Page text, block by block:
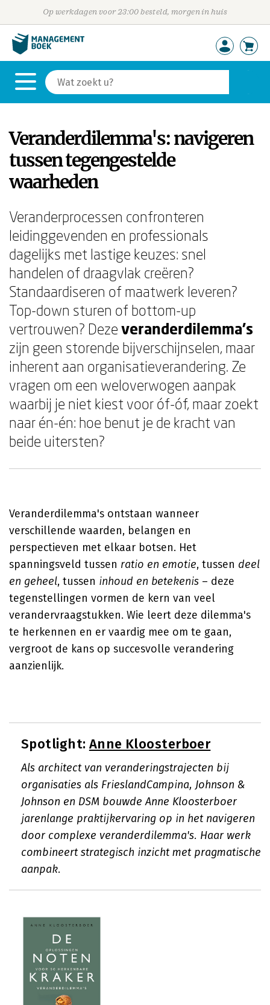
Op werkdagen voor 23:00 besteld, morgen in huis
Veranderdilemma's: navigeren
tussen tegengestelde
waarheden
Veranderprocessen confronteren
leidinggevenden en professionals
dagelijks met lastige keuzes: snel
handelen of draagvlak creëren?
Standaardiseren of maatwerk leveren?
Top-down sturen of bottom-up
vertrouwen? Deze veranderdilemma's
zijn geen storende bijverschijnselen, maar
inherent aan organisatieverandering. Ze
vragen om een weloverwogen aanpak
waarbij je niet kiest voor óf-óf, maar zoekt
naar én-én: hoe benut je de kracht van
beide uitersten?
Veranderdilemma's ontstaan wanneer
verschillende waarden, belangen en
perspectieven met elkaar botsen. Het
spanningsveld tussen ratio en emotie, tussen deel
en geheel, tussen inhoud en betekenis – deze
tegenstellingen vormen de kern van veel
verandervraagstukken. Wie leert deze dilemma's
te herkennen en er vaardig mee om te gaan,
vergroot de kans op succesvolle verandering
aanzienlijk.
Spotlight: Anne Kloosterboer
Als architect van veranderingstrajecten bij
organisaties als FrieslandCampina, Johnson &
Johnson en DSM bouwde Anne Kloosterboer
jarenlange praktijkervaring op in het navigeren
door complexe veranderdilemma's. Haar werk
combineert strategisch inzicht met pragmatische
aanpak.